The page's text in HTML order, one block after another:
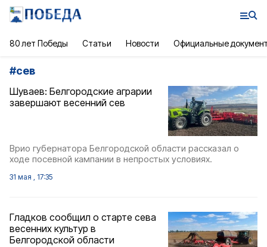
80 лет Победы Статьи Новости Официальные
#сев
Шуваев: Белгородские аграрии
завершают весенний сев
Врио губернатора Белгородской области рассказал о
ходе посевной кампании в непростых условиях.
31 мая , 17:35
Гладков сообщил о старте сева
весенних культур в
Белгородской области